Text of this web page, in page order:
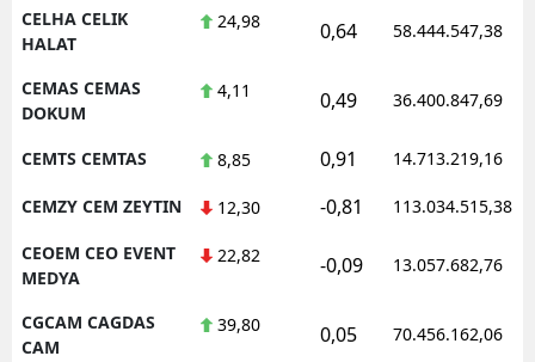
CELHA CELIK
HALAT
24,98 0,64 58.444.547,38
CEMAS CEMAS
DOKUM
4,11 0,49 36.400.847,69
CEMTS CEMTAS 8,85 0,91 14.713.219,16
CEMZY CEM ZEYTIN 12,30 -0,81 113.034.515,38
CEOEM CEO EVENT
MEDYA
22,82 -0,09 13.057.682,76
CGCAM CAGDAS
CAM
39,80 0,05 70.456.162,06